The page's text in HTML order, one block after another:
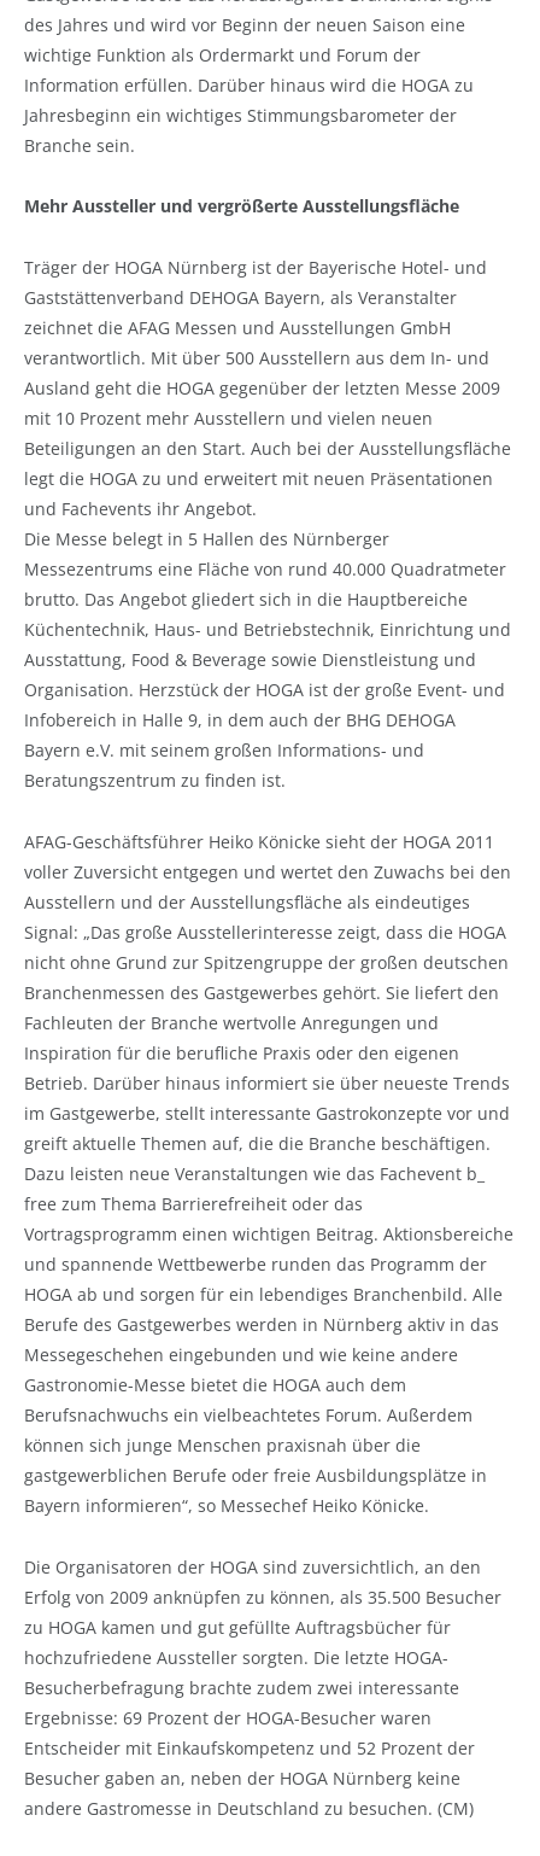
des Jahres und wird vor Beginn der neuen Saison eine
wichtige Funktion als Ordermarkt und Forum der
Information erfüllen. Darüber hinaus wird die HOGA zu
Jahresbeginn ein wichtiges Stimmungsbarometer der
Branche sein.
Mehr Aussteller und vergrößerte Ausstellungsfläche
Träger der HOGA Nürnberg ist der Bayerische Hotel- und
Gaststättenverband DEHOGA Bayern, als Veranstalter
zeichnet die AFAG Messen und Ausstellungen GmbH
verantwortlich. Mit über 500 Ausstellern aus dem In- und
Ausland geht die HOGA gegenüber der letzten Messe 2009
mit 10 Prozent mehr Ausstellern und vielen neuen
Beteiligungen an den Start. Auch bei der Ausstellungsfläche
legt die HOGA zu und erweitert mit neuen Präsentationen
und Fachevents ihr Angebot.
Die Messe belegt in 5 Hallen des Nürnberger
Messezentrums eine Fläche von rund 40.000 Quadratmeter
brutto. Das Angebot gliedert sich in die Hauptbereiche
Küchentechnik, Haus- und Betriebstechnik, Einrichtung und
Ausstattung, Food & Beverage sowie Dienstleistung und
Organisation. Herzstück der HOGA ist der große Event- und
Infobereich in Halle 9, in dem auch der BHG DEHOGA
Bayern e.V. mit seinem großen Informations- und
Beratungszentrum zu finden ist.
AFAG-Geschäftsführer Heiko Könicke sieht der HOGA 2011
voller Zuversicht entgegen und wertet den Zuwachs bei den
Ausstellern und der Ausstellungsfläche als eindeutiges
Signal: „Das große Ausstellerinteresse zeigt, dass die HOGA
nicht ohne Grund zur Spitzengruppe der großen deutschen
Branchenmessen des Gastgewerbes gehört. Sie liefert den
Fachleuten der Branche wertvolle Anregungen und
Inspiration für die berufliche Praxis oder den eigenen
Betrieb. Darüber hinaus informiert sie über neueste Trends
im Gastgewerbe, stellt interessante Gastrokonzepte vor und
greift aktuelle Themen auf, die die Branche beschäftigen.
Dazu leisten neue Veranstaltungen wie das Fachevent b_
free zum Thema Barrierefreiheit oder das
Vortragsprogramm einen wichtigen Beitrag. Aktionsbereiche
und spannende Wettbewerbe runden das Programm der
HOGA ab und sorgen für ein lebendiges Branchenbild. Alle
Berufe des Gastgewerbes werden in Nürnberg aktiv in das
Messegeschehen eingebunden und wie keine andere
Gastronomie-Messe bietet die HOGA auch dem
Berufsnachwuchs ein vielbeachtetes Forum. Außerdem
können sich junge Menschen praxisnah über die
gastgewerblichen Berufe oder freie Ausbildungsplätze in
Bayern informieren“, so Messechef Heiko Könicke.
Die Organisatoren der HOGA sind zuversichtlich, an den
Erfolg von 2009 anknüpfen zu können, als 35.500 Besucher
zu HOGA kamen und gut gefüllte Auftragsbücher für
hochzufriedene Aussteller sorgten. Die letzte HOGA-
Besucherbefragung brachte zudem zwei interessante
Ergebnisse: 69 Prozent der HOGA-Besucher waren
Entscheider mit Einkaufskompetenz und 52 Prozent der
Besucher gaben an, neben der HOGA Nürnberg keine
andere Gastromesse in Deutschland zu besuchen. (CM)